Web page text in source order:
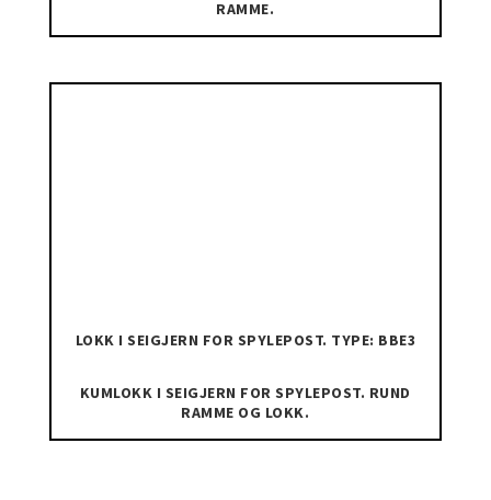
RAMME.
LOKK I SEIGJERN FOR SPYLEPOST. TYPE: BBE3
KUMLOKK I SEIGJERN FOR SPYLEPOST. RUND
RAMME OG LOKK.